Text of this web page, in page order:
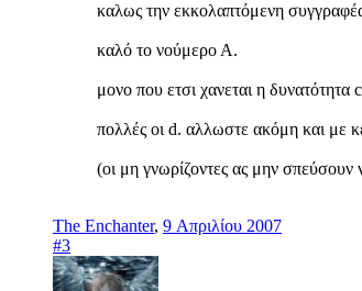
καλως την εκκολαπτόμενη
καλό το νούμερο Α.
μονο που ετσι χανεται η δυνατότητα
πολλές οι d. αλλωστε ακόμη και με
(οι μη γνωρίζοντες ας μην
Τhe Enchanter, 9 Απριλίου 2007
#3